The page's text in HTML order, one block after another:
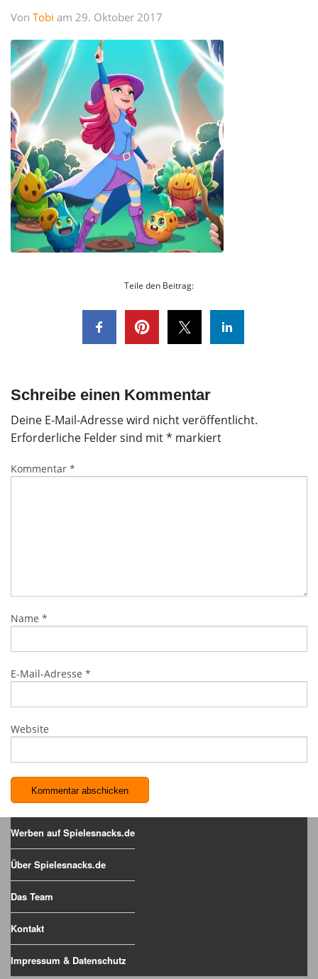
Von Tobi am 29. Oktober 2017
Teile den Beitrag:
Schreibe einen Kommentar
Deine E-Mail-Adresse wird nicht veröffentlicht.
Erforderliche Felder sind mit* markiert
Kommentar *
Name *
E-Mail-Adresse *
Website
Werben auf Spielesnacks.de
Über Spielesnacks.de
Das Team
Kontakt
Impressum & Datenschutz